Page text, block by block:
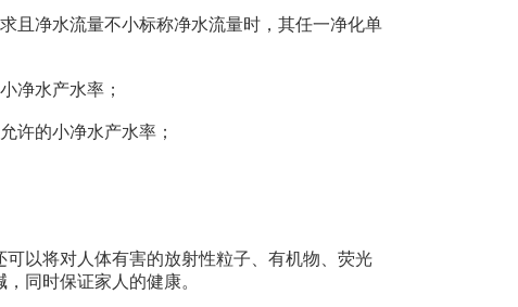
净水流量不小标称净水流量时，其任一净化单
净水产水率；
的小净水产水率；
以将对人体有害的放射性粒子、有机物、荧光
同时保证家人的健康。